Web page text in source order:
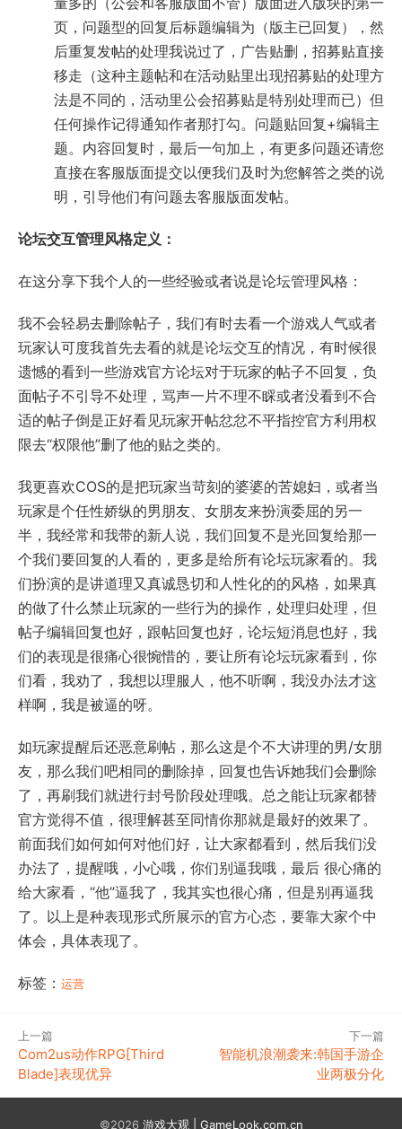
页，问题型的回复后标题编辑为（版主已回复），然
后重复发帖的处理我说过了，广告贴删，招募贴直接
移走（这种主题帖和在活动贴里出现招募贴的处理方
法是不同的，活动里公会招募贴是特别处理而已）但
任何操作记得通知作者那打勾。问题贴回复+编辑主
题。内容回复时，最后一句加上，有更多问题还请您
直接在客服版面提交以便我们及时为您解答之类的说
明，引导他们有问题去客服版面发帖。
论坛交互管理风格定义：
在这分享下我个人的一些经验或者说是论坛管理风格：
我不会轻易去删除帖子，我们有时去看一个游戏人气或者
玩家认可度我首先去看的就是论坛交互的情况，有时候很
遗憾的看到一些游戏官方论坛对于玩家的帖子不回复，负
面帖子不引导不处理，骂声一片不理不睬或者没看到不合
适的帖子倒是正好看见玩家开帖忿忿不平指控官方利用权
限去“权限他”删了他的贴之类的。
我更喜欢COS的是把玩家当苛刻的婆婆的苦媳妇，或者当
玩家是个任性娇纵的男朋友、女朋友来扮演委屈的另一
半，我经常和我带的新人说，我们回复不是光回复给那一
个我们要回复的人看的，更多是给所有论坛玩家看的。我
们扮演的是讲道理又真诚恳切和人性化的的风格，如果真
的做了什么禁止玩家的一些行为的操作，处理归处理，但
帖子编辑回复也好，跟帖回复也好，论坛短消息也好，我
们的表现是很痛心很惋惜的，要让所有论坛玩家看到，你
们看，我劝了，我想以理服人，他不听啊，我没办法才这
样啊，我是被逼的呀。
如玩家提醒后还恶意刷帖，那么这是个不大讲理的男/女朋
友，那么我们吧相同的删除掉，回复也告诉她我们会删除
了，再刷我们就进行封号阶段处理哦。总之能让玩家都替
官方觉得不值，很理解甚至同情你那就是最好的效果了。
前面我们如何如何对他们好，让大家都看到，然后我们没
办法了，提醒哦，小心哦，你们别逼我哦，最后 很心痛的
给大家看，“他”逼我了，我其实也很心痛，但是别再逼我
了。以上是种表现形式所展示的官方心态，要靠大家个中
体会，具体表现了。
标签： 运营
上一篇
Com2us动作RPG[Third
Blade]表现优异
下一篇
智能机浪潮袭来:韩国手游企
业两极分化
©2026 游戏大观 | GameLook.com.cn